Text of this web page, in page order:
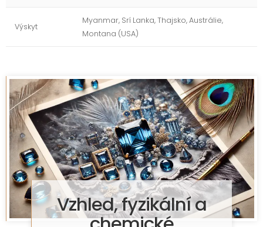
Výskyt
Myanmar, Srí Lanka, Thajsko, Austrálie,
Montana (USA)
Vzhled, fyzikální a